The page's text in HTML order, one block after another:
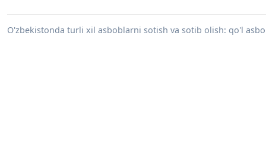
O'zbekistonda turli xil asboblarni sotish va sotib olish: qo'l